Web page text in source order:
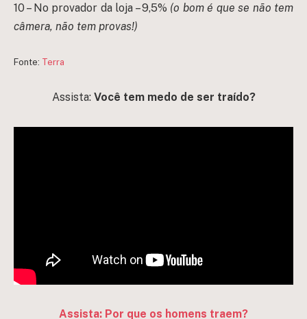
10 – No provador da loja – 9,5% (o bom é que se não tem
câmera, não tem provas!)
Fonte: Terra
Assista: Você tem medo de ser traído?
Assista: Por que os homens traem?